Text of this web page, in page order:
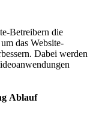
Betreibern die
das Website-
Dabei werden
Ablauf